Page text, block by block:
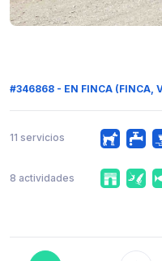
#346868 - EN FINCA (FINCA,
11 servicios
8 actividades